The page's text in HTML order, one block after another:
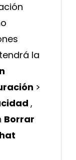
la
>
,
Borrar